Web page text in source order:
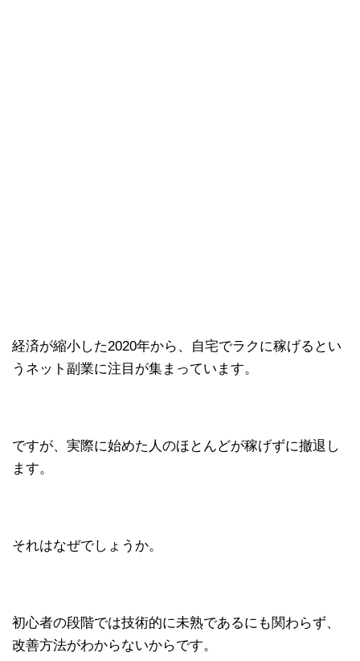
経済が縮小した2020年から、自宅でラクに稼げるとい
うネット副業に注目が集まっています。
ですが、実際に始めた人のほとんどが稼げずに撤退し
ます。
それはなぜでしょうか。
初心者の段階では技術的に未熟であるにも関わらず、
改善方法がわからないからです。